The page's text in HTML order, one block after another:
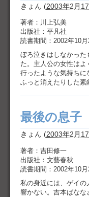
きょん (2003年2月
著者：川上弘美
出版社：平凡社
読書期間：2002年10
ぼろ泣きはしなかっ
た。主人公の女性は
行ったような気持ち
ふっと消えたりした素
最後の息子
きょん (2003年2月
著者：吉田修一
出版社：文藝春秋
読書期間：2002年10
私の身近には、ゲイ
響かない。吉本ばな